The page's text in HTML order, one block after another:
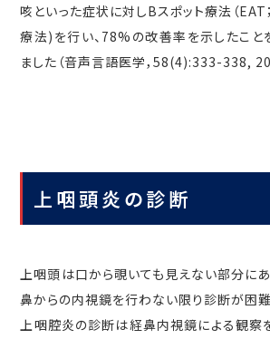
咳といった症状に対しBスポット療法（EAT
療法)を行い、78%の改善率を示したこ
ました（音声言語医学，58(4):333-338,
上咽頭炎の診断
上咽頭は口から覗いても見えない部分に
鼻からの内視鏡を行わない限り診断が困難
上咽腔炎の診断は経鼻内視鏡による観察